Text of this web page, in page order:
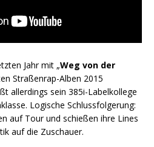
Jahr mit „Weg von der
Straßenrap-Alben 2015
allerdings sein 385i-Labelkollege
Logische Schlussfolgerung:
auf Tour und schießen ihre Lines
auf die Zuschauer.